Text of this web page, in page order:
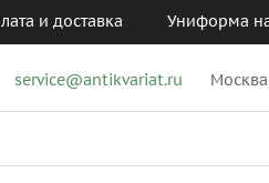
и доставка Униформа
service@antikvariat.ru